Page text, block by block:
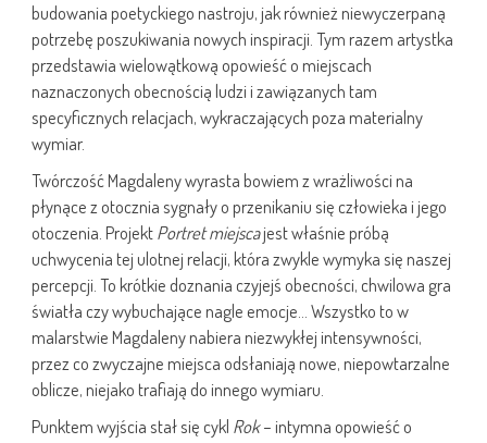
budowania poetyckiego nastroju, jak również niewyczerpaną
potrzebę poszukiwania nowych inspiracji. Tym razem artystka
przedstawia wielowątkową opowieść o miejscach
naznaczonych obecnością ludzi i zawiązanych tam
specyficznych relacjach, wykraczających poza materialny
wymiar.
Twórczość Magdaleny wyrasta bowiem z wrażliwości na
płynące z otocznia sygnały o przenikaniu się człowieka i jego
otoczenia. ProjektPortret miejscajest właśnie próbą
uchwycenia tej ulotnej relacji, która zwykle wymyka się naszej
percepcji. To krótkie doznania czyjejś obecności, chwilowa gra
światła czy wybuchające nagle emocje… Wszystko to w
malarstwie Magdaleny nabiera niezwykłej intensywności,
przez co zwyczajne miejsca odsłaniają nowe, niepowtarzalne
oblicze, niejako trafiają do innego wymiaru.
Punktem wyjścia stał się cykl Rok– intymna opowieść o